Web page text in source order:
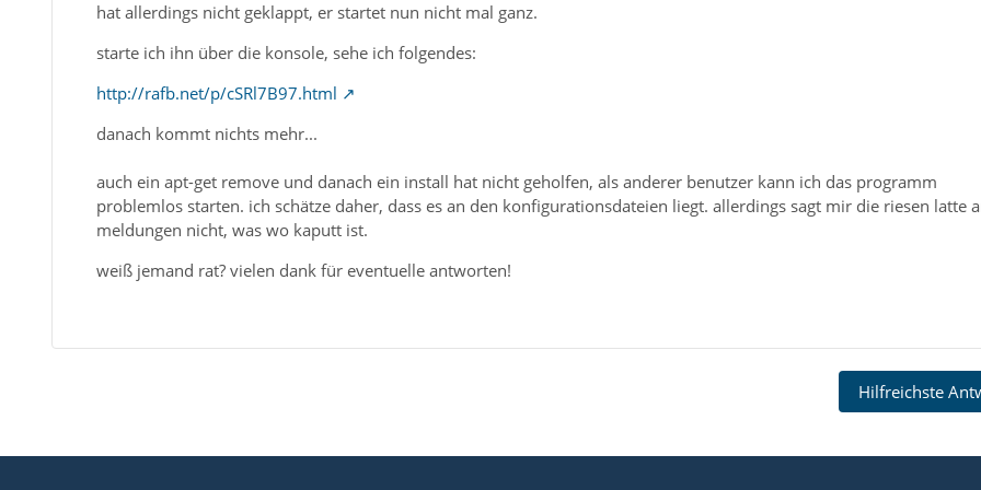
hat allerdings nicht geklappt, er startet nun nicht mal ganz.
starte ich ihn über die konsole, sehe ich folgendes:
http://rafb.net/p/cSRl7B97.html
danach kommt nichts mehr...
auch ein apt-get remove und danach ein install hat nicht geholfen, als anderer benutzer kann ich das programm
problemlos starten. ich schätze daher, dass es an den konfigurationsdateien liegt. allerdings sagt mir die riesen latte
meldungen nicht, was wo kaputt ist.
weiß jemand rat? vielen dank für eventuelle antworten!
Hilfreichste